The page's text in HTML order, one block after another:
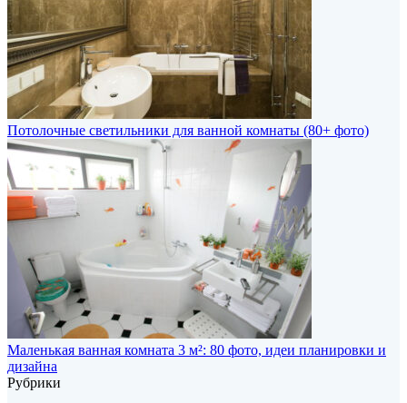
Потолочные светильники для ванной комнаты (80+ фото)
Маленькая ванная комната 3 м²: 80 фото, идеи планировки и
дизайна
Рубрики